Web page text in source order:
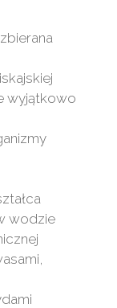
wyjątkowo
wodzie